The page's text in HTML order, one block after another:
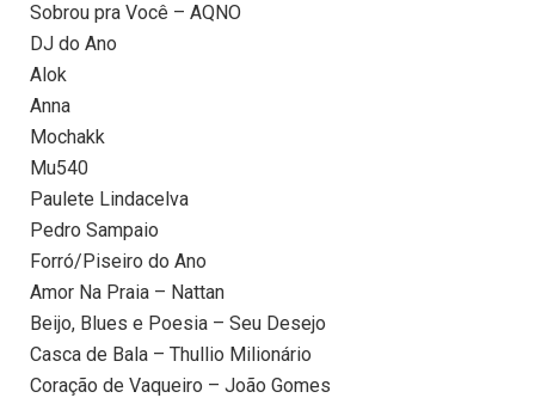
Sobrou pra Você – AQNO
DJ do Ano
Alok
Anna
Mochakk
Mu540
Paulete Lindacelva
Pedro Sampaio
Forró/Piseiro do Ano
Amor Na Praia – Nattan
Beijo, Blues e Poesia – Seu Desejo
Casca de Bala – Thullio Milionário
Coração de Vaqueiro – João Gomes